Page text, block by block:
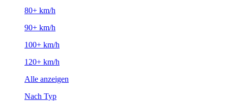
80+ km/h
90+ km/h
100+ km/h
120+ km/h
Alle anzeigen
Nach Typ